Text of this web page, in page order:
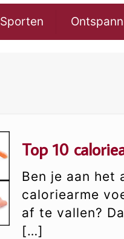
Sporten
Top 10
Ben je aan het
caloriearme
af te vallen?
[…]